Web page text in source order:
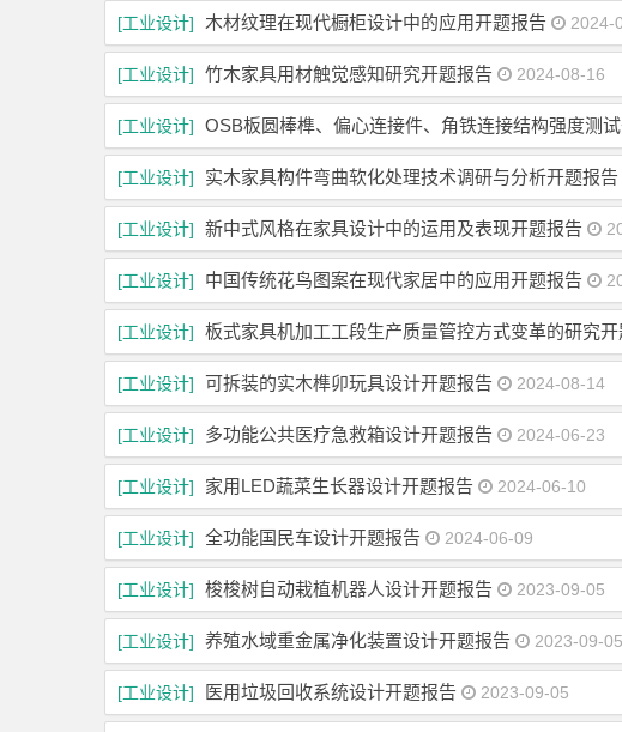
[工业设计] 木材纹理在现代橱柜设计中的应用开题报告 2024-
[工业设计] 竹木家具用材触觉感知研究开题报告 2024-08-16
[工业设计] OSB板圆棒榫、偏心连接件、角铁连接结构强度测
[工业设计] 实木家具构件弯曲软化处理技术调研与分析开题报告
[工业设计] 新中式风格在家具设计中的运用及表现开题报告
[工业设计] 中国传统花鸟图案在现代家居中的应用开题报告
[工业设计] 板式家具机加工工段生产质量管控方式变革的研究开
[工业设计] 可拆装的实木榫卯玩具设计开题报告 2024-08-14
[工业设计] 多功能公共医疗急救箱设计开题报告 2024-06-23
[工业设计] 家用LED蔬菜生长器设计开题报告 2024-06-10
[工业设计] 全功能国民车设计开题报告 2024-06-09
[工业设计] 梭梭树自动栽植机器人设计开题报告 2023-09-05
[工业设计] 养殖水域重金属净化装置设计开题报告 2023-09-05
[工业设计] 医用垃圾回收系统设计开题报告 2023-09-05